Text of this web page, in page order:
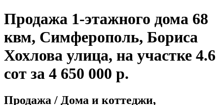
Продажа 1-этажного дома 68
квм, Симферополь, Бориса
Хохлова улица, на участке 4.6
сот за 4 650 000 р.
Продажа / Дома и коттеджи,